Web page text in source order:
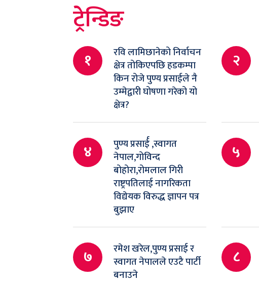
ट्रेन्डिङ
१
रवि लामिछानेको निर्वाचन
क्षेत्र तोकिएपछि हडकम्पा
किन रोजे पुण्य प्रसाईले नै
उम्मेद्वारी घोषणा गरेको यो
क्षेत्र?
२
४
पुण्य प्रसार्ई ,स्वागत
नेपाल,गोविन्द
बोहोरा,रोमलाल गिरी
राष्ट्रपतिलाई नागरिकता
विद्येयक विरुद्ध ज्ञापन पत्र
बुझाए
५
७
रमेश खरेल,पुण्य प्रसाई र
स्वागत नेपालले एउटै पार्टी
बनाउने
८